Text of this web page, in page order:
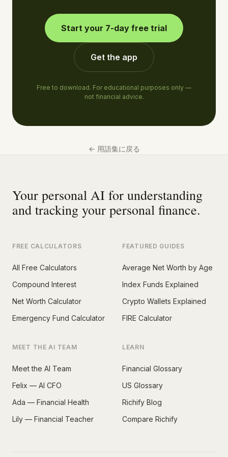
Start your 7-day free trial
Get the app
Free to download. For educational purposes only —
not financial advice.
← 用語集に戻る
Your personal AI for understanding
and tracking your personal finance.
FREE CALCULATORS
All Free Calculators
Compound Interest
Net Worth Calculator
Emergency Fund Calculator
FEATURED GUIDES
Average Net Worth by Age
Index Funds Explained
Crypto Wallets Explained
FIRE Calculator
MEET THE AI TEAM
Meet the AI Team
Felix — AI CFO
Ada — Financial Health
Lily — Financial Teacher
LEARN
Financial Glossary
US Glossary
Richify Blog
Compare Richify